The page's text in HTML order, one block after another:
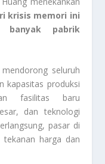
krisis memori ini
banyak pabrik
seluruh
kapasitas produksi
fasilitas baru
dan teknologi
pasar di
tekanan harga dan